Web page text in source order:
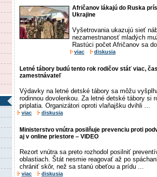
Afričanov lákajú do Ruska
Ukrajine
Vyšetrovania ukazujú sieť
nezamestnanosť mladých
Rastúci počet Afričanov sa
viac diskusia
Letné tábory budú tento rok rodičov stáť viac,
zamestnávateľ
Výdavky na letné detské tábory sa môžu
rodinnou dovolenkou. Za letné detské tábory si
priplatia. Organizátori oproti vlaňajšku dvihli ...
viac diskusia
Ministerstvo vnútra posilňuje prevenciu proti
aj v online priestore – VIDEO
Rezort vnútra sa preto rozhodol posilniť
oblastiach. Štát nesmie reagovať až po
chrániť skôr, než sa stanú obeťou a prídu ...
viac diskusia